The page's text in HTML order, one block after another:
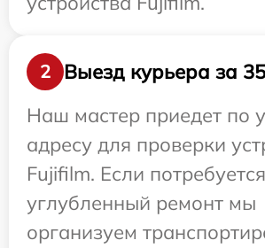
2
Выезд курьера за
Наш мастер приедет по
адресу для проверки
Fujifilm. Если потребуется
углубленный ремонт мы
организуем